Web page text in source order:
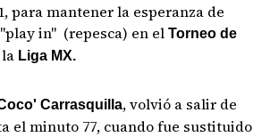
para mantener la esperanza de
in" (repesca) en elTorneo de
Liga MX.
Carrasquilla, volvió a salir de
el minuto 77, cuando fue sustituido